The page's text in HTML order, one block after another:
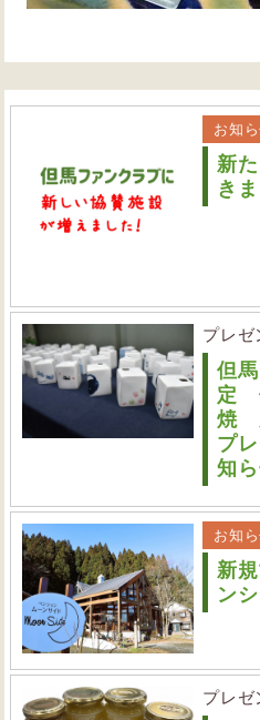
お知
新
き
プレゼ
但
定
焼
プ
知
お知
新
ン
プレゼ